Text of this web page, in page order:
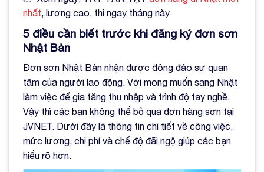
nhất, lương cao, thi ngay tháng này
5 điều cần biết trước khi đăng ký đơn sơn
Nhật Bản
Đơn sơn Nhật Bản nhận được đông đảo sự quan
tâm của người lao động. Với mong muốn sang Nhật
làm việc để gia tăng thu nhập và trình độ tay nghề.
Vậy thì các bạn không thể bỏ qua đơn hàng sơn tại
JVNET. Dưới đây là thông tin chi tiết về công việc,
mức lương, chi phí và chế độ đãi ngộ giúp các bạn
hiểu rõ hơn.